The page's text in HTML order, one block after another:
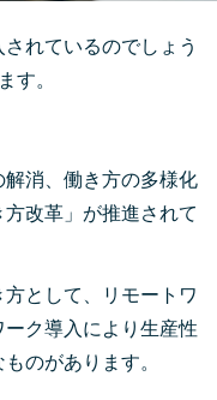
れているのでしょう
す。
消、働き方の多様化
改革」が推進されて
として、リモートワ
ク導入により生産性
のがあります。